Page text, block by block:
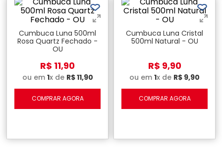
Cumbuca Luna 500ml
Rosa Quartz Fechado -
OU
R$ 11,90
ou em 1x de R$11,90
COMPRAR AGORA
Cumbuca Luna Cristal
500ml Natural - OU
R$ 9,90
ou em 1x de R$ 9,90
COMPRAR AGORA